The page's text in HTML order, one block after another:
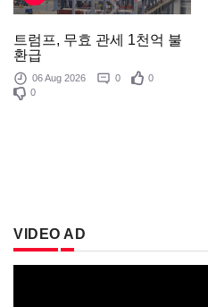
트럼프, 무효 관세 1천억 불
환급
06 Aug 2026 0
0
0
VIDEO AD